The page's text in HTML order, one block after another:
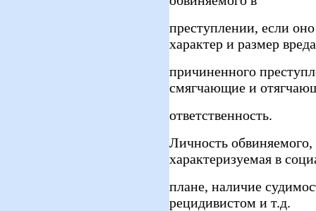
преступлении, если
характер и размер
причиненного
смягчающие и
ответственность.
Личность обвиняемого,
характеризуемая в
плане, наличие
рецидивистом и т.д.